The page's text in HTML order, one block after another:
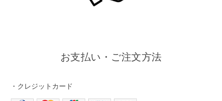
お支払い・ご注文方法
・クレジットカード